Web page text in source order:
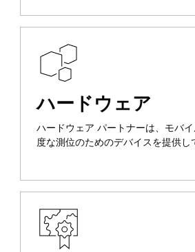
ハードウェア
ハードウェア パートナーは、モバ
度な測位のためのデバイスを提供し